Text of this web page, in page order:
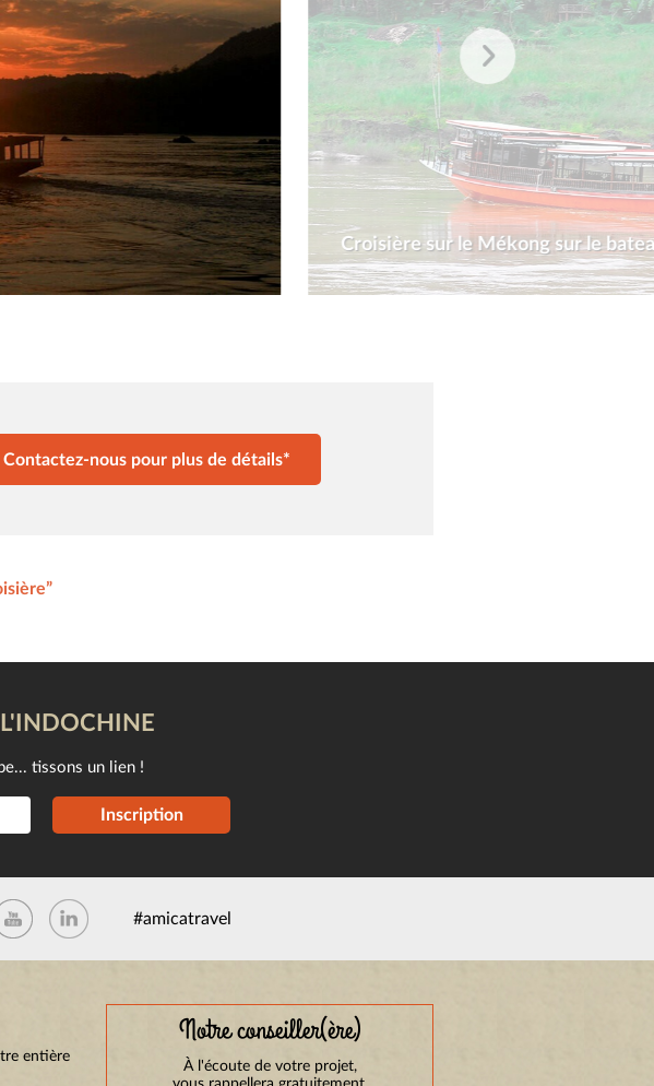
Croisière sur le Mékong sur le
Contactez-nous pour plus de détails*
L'INDOCHINE
tissons un lien !
Inscription
#amicatravel
entière
Notre conseiller(ère)
À l'écoute de votre projet,